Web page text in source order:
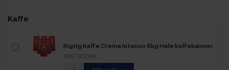
Kaffe
Rigtig Kaffe Crema Intenso 6kg Hele kaffebønner
999,00 DKK